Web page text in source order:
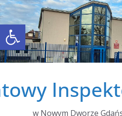
Otwórz pasek
w Nowym Dworze